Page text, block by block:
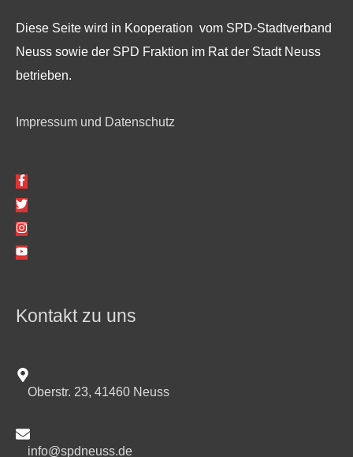
Diese Seite wird in Kooperation vom SPD-Stadtverband
Neuss sowie der SPD Fraktion im Rat der Stadt Neuss
betrieben.
Impressum und Datenschutz
Kontakt zu uns
Oberstr. 23, 41460 Neuss
info@spdneuss.de